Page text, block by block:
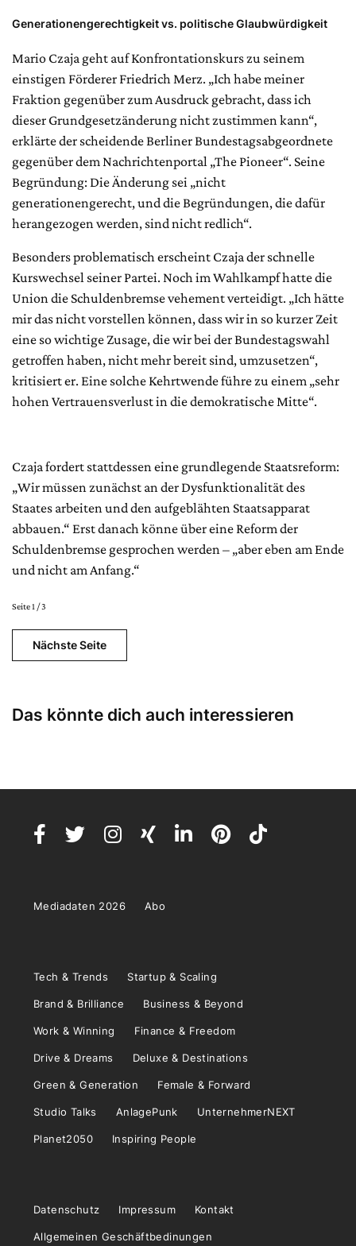
Generationengerechtigkeit vs. politische Glaubwürdigkeit
Mario Czaja geht auf Konfrontationskurs zu seinem
einstigen Förderer Friedrich Merz. „Ich habe meiner
Fraktion gegenüber zum Ausdruck gebracht, dass ich
dieser Grundgesetzänderung nicht zustimmen kann“,
erklärte der scheidende Berliner Bundestagsabgeordnete
gegenüber dem Nachrichtenportal „The Pioneer“. Seine
Begründung: Die Änderung sei „nicht
generationengerecht, und die Begründungen, die dafür
herangezogen werden, sind nicht redlich“.
Besonders problematisch erscheint Czaja der schnelle
Kurswechsel seiner Partei. Noch im Wahlkampf hatte die
Union die Schuldenbremse vehement verteidigt. „Ich hätte
mir das nicht vorstellen können, dass wir in so kurzer Zeit
eine so wichtige Zusage, die wir bei der Bundestagswahl
getroffen haben, nicht mehr bereit sind, umzusetzen“,
kritisiert er. Eine solche Kehrtwende führe zu einem „sehr
hohen Vertrauensverlust in die demokratische Mitte“.
Czaja fordert stattdessen eine grundlegende Staatsreform:
„Wir müssen zunächst an der Dysfunktionalität des
Staates arbeiten und den aufgeblähten Staatsapparat
abbauen.“ Erst danach könne über eine Reform der
Schuldenbremse gesprochen werden – „aber eben am Ende
und nicht am Anfang.“
Seite 1 / 3
Nächste Seite
Das könnte dich auch interessieren
Mediadaten 2026 Abo
Tech & Trends Startup & Scaling
Brand & Brilliance Business & Beyond
Work & Winning Finance & Freedom
Drive & Dreams Deluxe & Destinations
Green & Generation Female & Forward
Studio Talks AnlagePunk UnternehmerNEXT
Planet2050 Inspiring People
Datenschutz Impressum Kontakt
Allgemeinen Geschäftbedinungen